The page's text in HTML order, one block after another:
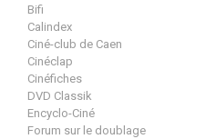
Bifi
Calindex
Ciné-club de Caen
Cinéclap
Cinéfiches
DVD Classik
Encyclo-Ciné
Forum sur le doublage